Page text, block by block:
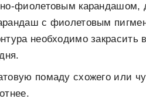
фиолетовым
с фиолетовым
необходимо
помаду схожего или